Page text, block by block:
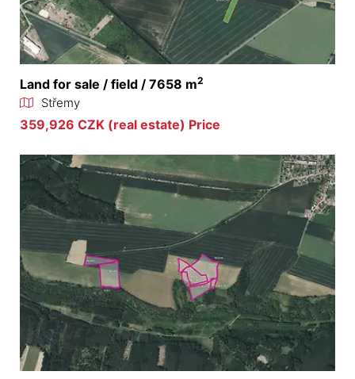
Land for sale / field / 7658 m2
Střemy
359,926 CZK (real estate) Price